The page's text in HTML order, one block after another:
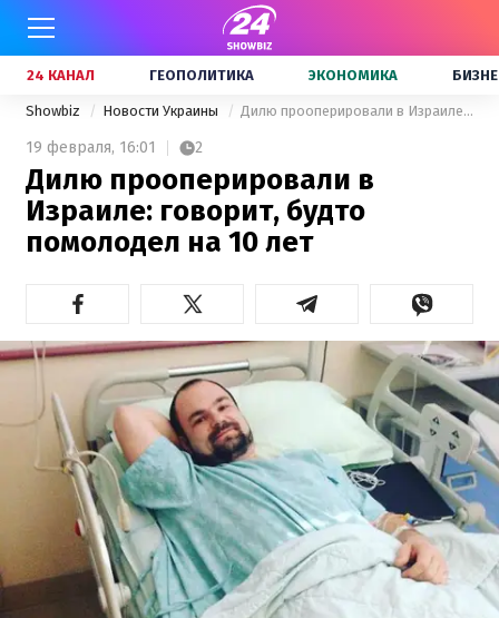
24 КАНАЛ ГЕОПОЛИТИКА ЭКОНОМИКА
Showbiz Новости Украины Дилю прооперировали в Израиле: говорит, будто помолодел на 10 лет
19 февраля, 16:01 2
Дилю прооперировали в
Израиле: говорит, будто
помолодел на 10 лет